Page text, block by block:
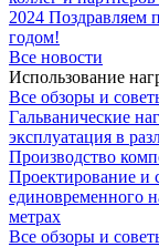
2024 Поздравляем
годом!
Все новости
Использование
Все обзоры и
Гальванические
эксплуатация в
Производство
Проектирование и
единовременного
метрах
Все обзоры и